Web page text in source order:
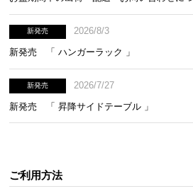
新発売
2026/8/3
新発売 「 ハンガーラック 」
新発売
2026/7/27
新発売 「 昇降サイドテーブル 」
ご利用方法